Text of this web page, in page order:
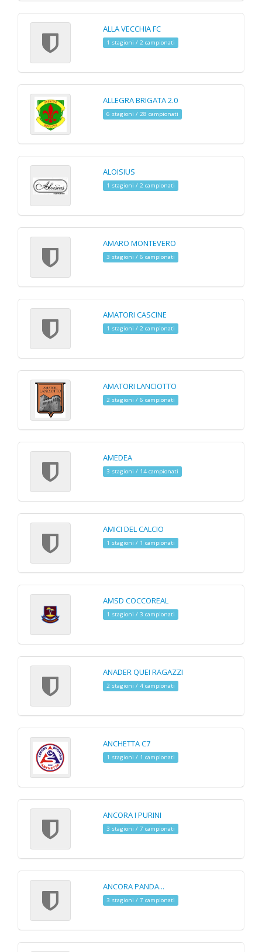
ALLA VECCHIA FC
1 stagioni / 2 campionati
ALLEGRA BRIGATA 2.0
6 stagioni / 28 campionati
ALOISIUS
1 stagioni / 2 campionati
AMARO MONTEVERO
3 stagioni / 6 campionati
AMATORI CASCINE
1 stagioni / 2 campionati
AMATORI LANCIOTTO
2 stagioni / 6 campionati
AMEDEA
3 stagioni / 14 campionati
AMICI DEL CALCIO
1 stagioni / 1 campionati
AMSD COCCOREAL
1 stagioni / 3 campionati
ANADER QUEI RAGAZZI
2 stagioni / 4 campionati
ANCHETTA C7
1 stagioni / 1 campionati
ANCORA I PURINI
3 stagioni / 7 campionati
ANCORA PANDA...
3 stagioni / 7 campionati